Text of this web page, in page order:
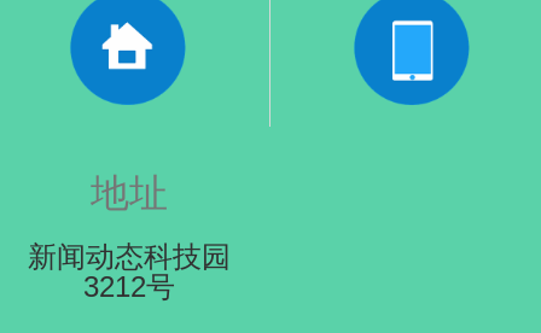
地址
新闻动态科技园
3212号